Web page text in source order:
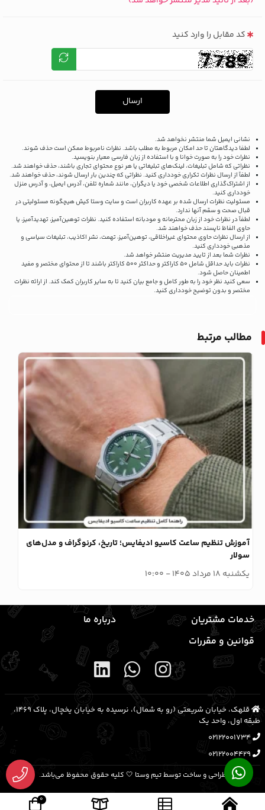
کد مقابل را وارد کنید
ارسال
نشانی ایمیل شما منتشر نخواهد شد.
لطفا دیدگاهتان تا حد امکان مربوط به مطلب باشد. نظرات نامربوط ممکن است حذف شوند.
نظرات خود را به صورت خوانا و با استفاده از زبان فارسی معیار بنویسید.
نظراتی که شامل تبلیغات، لینک‌های تبلیغاتی یا هر نوع محتوای تجاری باشند، حذف خواهند شد.
لطفاً از ارسال نظرات تکراری خودداری کنید. نظراتی که چندین بار ارسال شوند، حذف خواهند شد.
از اشتراک‌گذاری اطلاعات شخصی خود یا دیگران، مانند شماره تلفن، آدرس ایمیل، و آدرس منزل
خودداری کنید.
مسئولیت نظرات ارسال شده بر عهده کاربران است و سایت وستا کیش هیچگونه مسئولیتی در
قبال صحت و سقم آنها ندارد.
لطفاً در نظرات خود از زبان محترمانه و مودبانه استفاده کنید. نظرات توهین‌آمیز، تهدیدآمیز، یا
حاوی الفاظ ناپسند حذف خواهند شد.
از ارسال نظرات حاوی محتوای غیراخلاقی، توهین‌آمیز، تهمت، نشر اکاذیب، تبلیغات سیاسی و
مذهبی خودداری کنید.
نظرات شما بعد از تایید مدیریت منتشر خواهد شد.
نظرات باید حداقل شامل 50 کاراکتر و حداکثر 500 کاراکتر باشند تا از محتوای مختصر و مفید
اطمینان حاصل شود.
سعی کنید نظر خود را به طور کامل و جامع بیان کنید تا به سایر کاربران کمک کند. از ارائه نظرات
مختصر و بدون توضیح خودداری کنید.
مطالب مرتبط
آموزش تنظیم ساعت کاسیو ادیفایس؛ تاریخ، کرنوگراف و مدل‌های
سولار
یکشنبه 18 مرداد 1405 - 10:00
خدمات مشتریان
درباره ما
قوانین و مقررات
قلهک، خیابان شریعتی (رو به شمال)، نرسیده به خیابان یخچال، پلاک ۱۴۶۹،
طبقه اول، واحد یک
02122001734
02122004429
طراحی و ساخت توسط تیم وستا 🤍 کلیه حقوق محفوظ می‌باشد.
0